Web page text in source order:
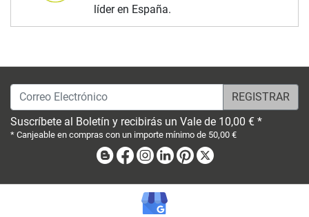
líder en España.
Correo Electrónico
Suscríbete al Boletín y recibirás un Vale de 10,00 € *
* Canjeable en compras con un importe mínimo de 50,00 €
BlogFacebook
Instagram
LinkedinPinterest